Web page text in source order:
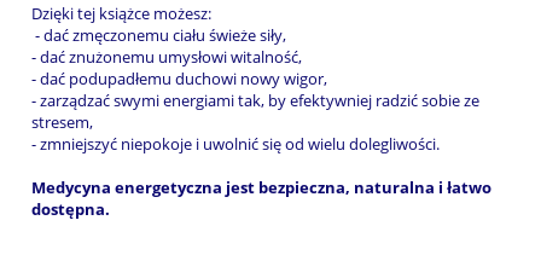
Dzięki tej książce możesz:
- dać zmęczonemu ciału świeże siły,
- dać znużonemu umysłowi witalność,
- dać podupadłemu duchowi nowy wigor,
- zarządzać swymi energiami tak, by efektywniej radzić sobie ze
stresem,
- zmniejszyć niepokoje i uwolnić się od wielu dolegliwości.
Medycyna energetyczna jest bezpieczna, naturalna i łatwo
dostępna.